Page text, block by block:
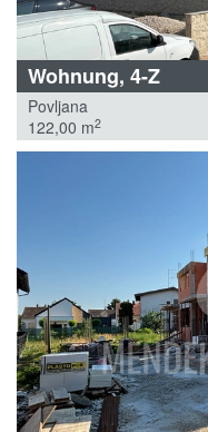
Wohnung, 4-Z
Povljana
122,00 m2